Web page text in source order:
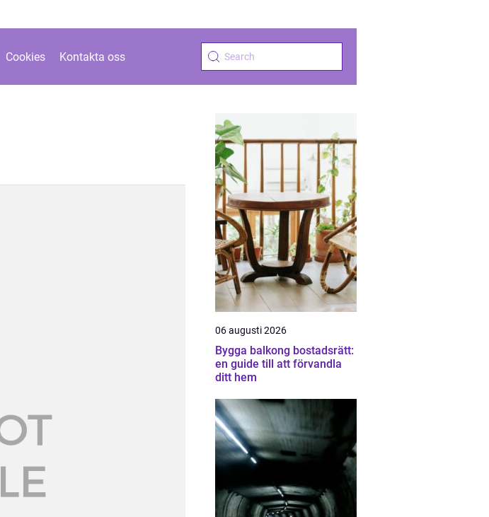
Cookies Kontakta oss
06 augusti 2026
Bygga balkong bostadsrätt:
en guide till att förvandla
ditt hem